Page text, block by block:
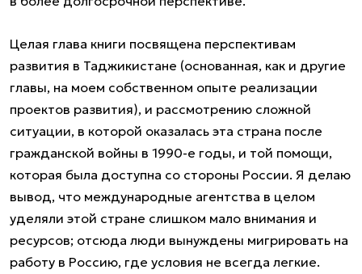
Целая глава книги посвящена перспективам
развития в Таджикистане (основанная, как и другие
главы, на моем собственном опыте реализации
проектов развития), и рассмотрению сложной
ситуации, в которой оказалась эта страна после
гражданской войны в 1990-е годы, и той помощи,
которая была доступна со стороны России. Я делаю
вывод, что международные агентства в целом
уделяли этой стране слишком мало внимания и
ресурсов; отсюда люди вынуждены мигрировать на
работу в Россию, где условия не всегда легкие.